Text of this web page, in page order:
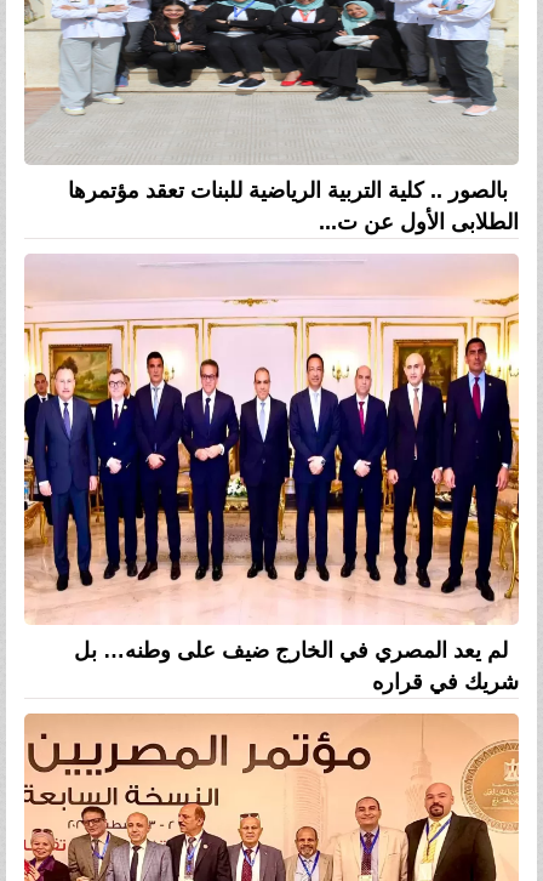
بالصور .. كلية التربية الرياضية للبنات تعقد مؤتمرها
الطلابى الأول عن ت...
لم يعد المصري في الخارج ضيف على وطنه… بل
شريك في قراره